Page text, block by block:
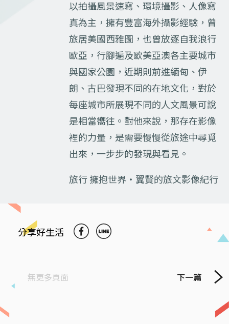
以拍攝風景速寫、環境攝影、人像寫
真為主，擁有豐富海外攝影經驗，曾
旅居美國西雅圖，也曾放逐自我浪行
歐亞，行腳遍及歐美亞澳各主要城市
與國家公園，近期則前進緬甸、伊
朗、古巴發現不同的在地文化，對於
每座城市所展現不同的人文風景可說
是相當嚮往。對他來說，那存在影像
裡的力量，是需要慢慢從旅途中尋覓
出來，一步步的發現與看見。
旅行 擁抱世界‧翼賢的旅文影像紀行
分享好生活
無更多頁面 下一篇
Next